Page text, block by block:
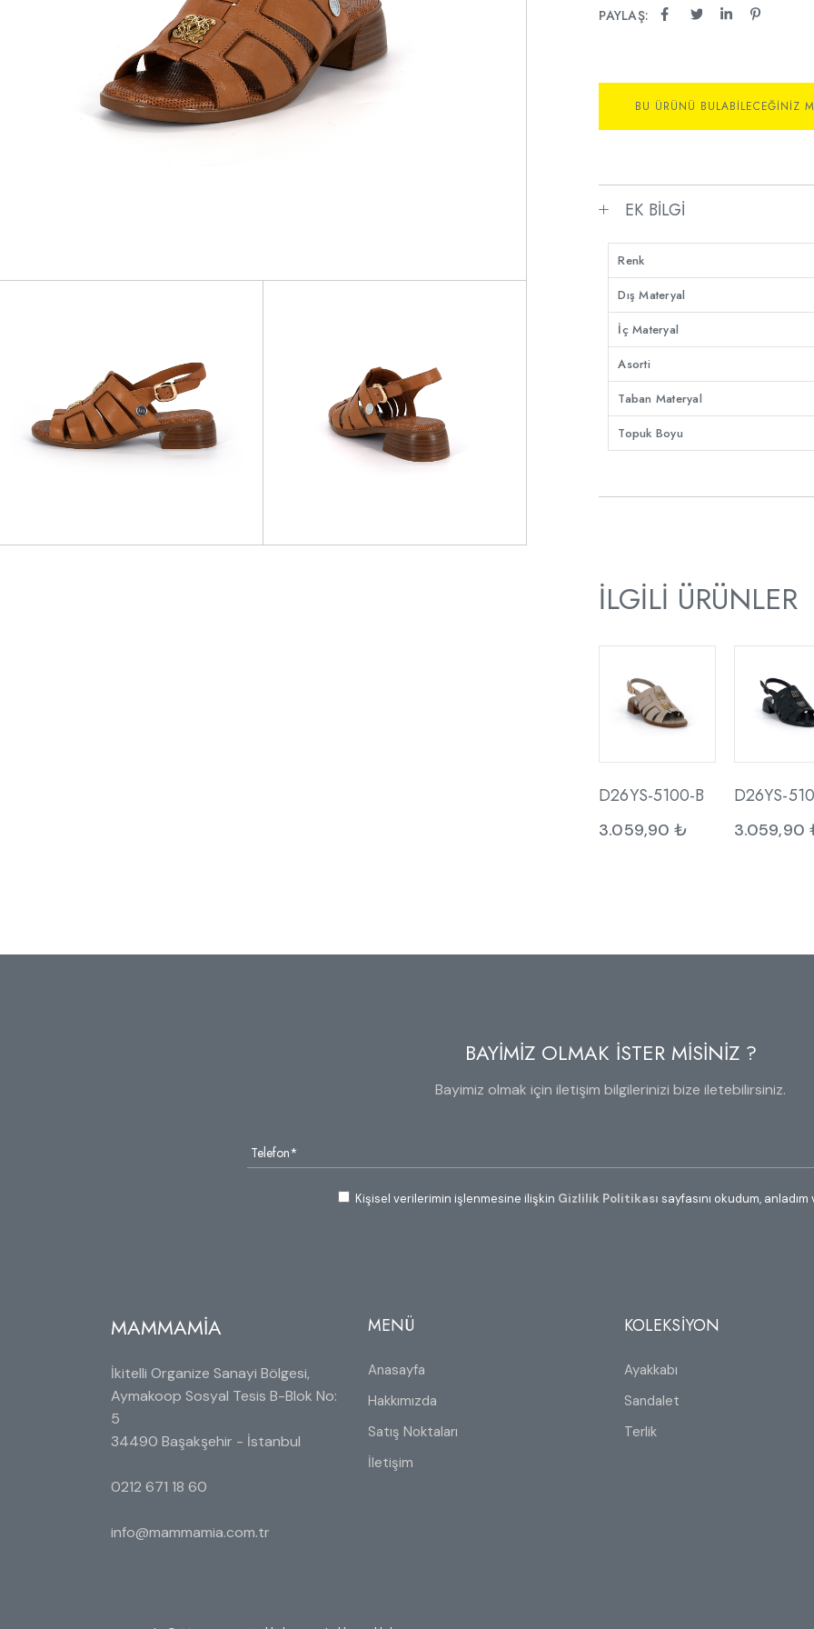
PAYLAŞ:
BU ÜRÜNÜ BULABILECEĞINIZ
EK BILGI
Renk
Dış Materyal
İç Materyal
Asorti
Taban Materyal
Topuk Boyu
İLGILI ÜRÜNLER
D26YS-5100-B
3.059,90₺
D26YS-
3.059,90
BAYİMİZ OLMAK İSTER MİSİNİZ ?
Bayimiz olmak için iletişim bilgilerinizi bize iletebilirsiniz.
Kişisel verilerimin işlenmesine ilişkin Gizlilik Politikası sayfasını okudum, anladım
MAMMAMİA
İkitelli Organize Sanayi Bölgesi,
Aymakoop Sosyal Tesis B-Blok No:
5
34490 Başakşehir - İstanbul
0212 671 18 60
info@mammamia.com.tr
MENÜ
Anasayfa
Hakkımızda
Satış Noktaları
İletişim
KOLEKSİYON
Ayakkabı
Sandalet
Terlik